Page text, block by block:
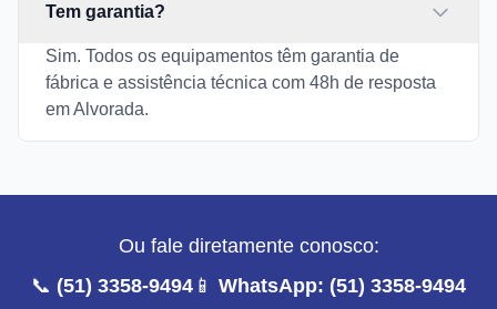
Tem garantia?
Sim. Todos os equipamentos têm garantia de
fábrica e assistência técnica com 48h de resposta
em Alvorada.
Ou fale diretamente conosco:
📞 (51) 3358-9494 📱 WhatsApp: (51) 3358-9494